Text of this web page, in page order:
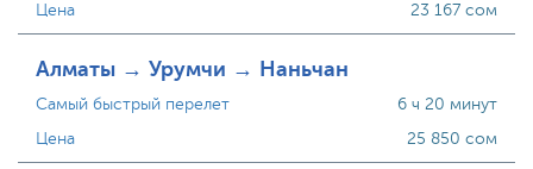
Цена
23 167 сом
Алматы → Урумчи → Наньчан
Самый быстрый перелет
Цена
6 ч 20 минут
25 850 сом